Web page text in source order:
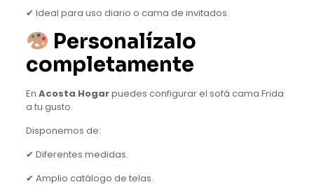
✔ Ideal para uso diario o cama de invitados.
Personalízalo
completamente
En Acosta Hogarpuedes configurar el sofá cama Frida
a tu gusto.
Disponemos de:
✔ Diferentes medidas.
✔ Amplio catálogo de telas.